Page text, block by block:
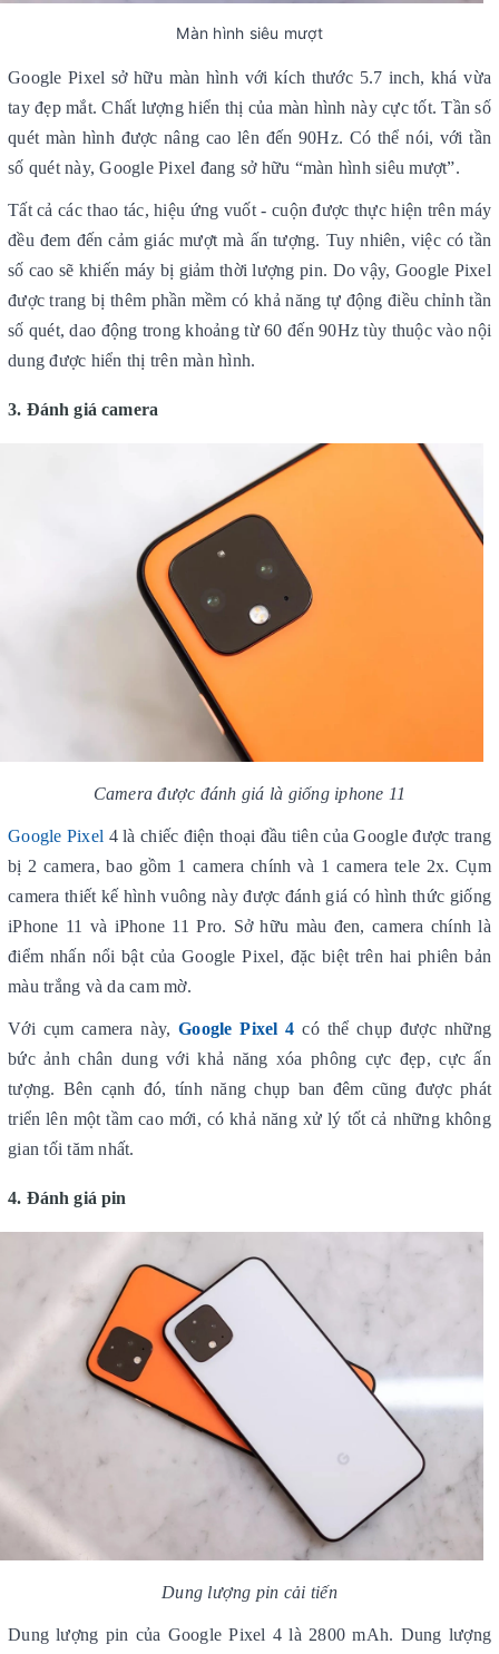
Màn hình siêu mượt
Google Pixel sở hữu màn hình với kích thước 5.7 inch, khá vừa
tay đẹp mắt. Chất lượng hiển thị của màn hình này cực tốt. Tần số
quét màn hình được nâng cao lên đến 90Hz. Có thể nói, với tần
số quét này, Google Pixel đang sở hữu “màn hình siêu mượt”.
Tất cả các thao tác, hiệu ứng vuốt - cuộn được thực hiện trên máy
đều đem đến cảm giác mượt mà ấn tượng. Tuy nhiên, việc có tần
số cao sẽ khiến máy bị giảm thời lượng pin. Do vậy, Google Pixel
được trang bị thêm phần mềm có khả năng tự động điều chỉnh tần
số quét, dao động trong khoảng từ 60 đến 90Hz tùy thuộc vào nội
dung được hiển thị trên màn hình.
3. Đánh giá camera
Camera được đánh giá là giống iphone 11
Google Pixel 4 là chiếc điện thoại đầu tiên của Google được trang
bị 2 camera, bao gồm 1 camera chính và 1 camera tele 2x. Cụm
camera thiết kế hình vuông này được đánh giá có hình thức giống
iPhone 11 và iPhone 11 Pro. Sở hữu màu đen, camera chính là
điểm nhấn nổi bật của Google Pixel, đặc biệt trên hai phiên bản
màu trắng và da cam mờ.
Với cụm camera này,Google Pixel 4 có thể chụp được những
bức ảnh chân dung với khả năng xóa phông cực đẹp, cực ấn
tượng. Bên cạnh đó, tính năng chụp ban đêm cũng được phát
triển lên một tầm cao mới, có khả năng xử lý tốt cả những không
gian tối tăm nhất.
4. Đánh giá pin
Dung lượng pin cải tiến
Dung lượng pin của Google Pixel 4 là 2800 mAh. Dung lượng